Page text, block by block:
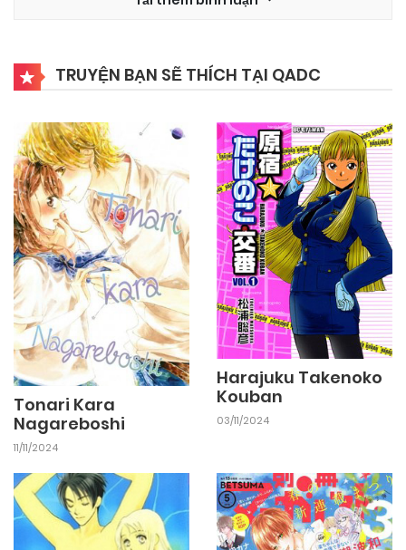
TRUYỆN BẠN SẼ THÍCH TẠI QADC
Tonari Kara
Nagareboshi
11/11/2024
Harajuku Takenoko
Kouban
03/11/2024